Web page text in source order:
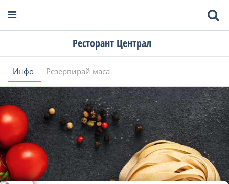
Ресторант Централ
Инфо Резервирай маса